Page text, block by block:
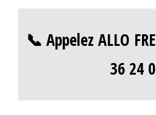
📞 Appelez ALLO
36 24